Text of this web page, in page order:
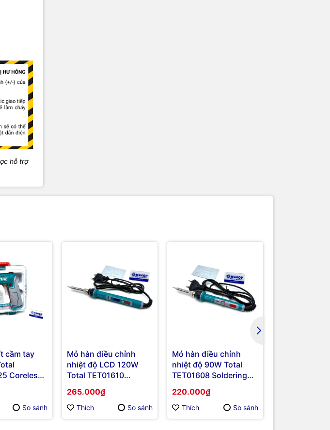
hỗ trợ
cầm tay
Coreless
So sánh
Mỏ hàn điều chỉnh
nhiệt độ LCD 120W
Total TET01610
265.000₫
Thích So sánh
Mỏ hàn điều chỉnh
nhiệt độ 90W Total
TET01608 Soldering
220.000₫
Thích So sánh